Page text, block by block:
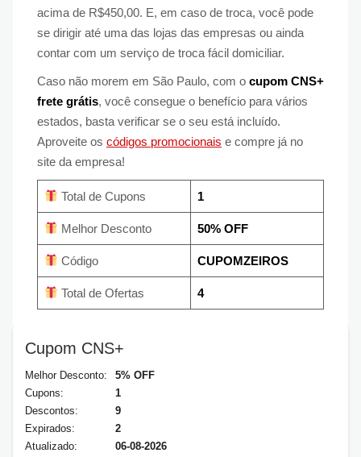
acima de R$450,00. E, em caso de troca, você pode
se dirigir até uma das lojas das empresas ou ainda
contar com um serviço de troca fácil domiciliar.
Caso não morem em São Paulo, com o cupom CNS+
frete grátis, você consegue o benefício para vários
estados, basta verificar se o seu está incluído.
Aproveite os códigos promocionais e compre já no
site da empresa!
Total de Cupons 1
Melhor Desconto 50% OFF
Código CUPOMZEIROS
Total de Ofertas 4
Cupom CNS+
Melhor Desconto:
5% OFF
Cupons:
1
Descontos:
9
Expirados:
2
Atualizado:
06-08-2026